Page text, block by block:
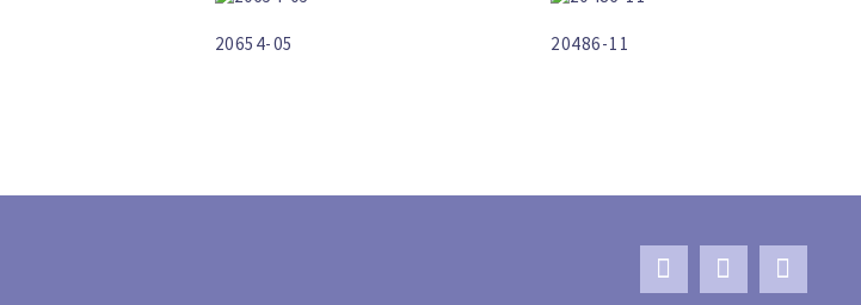
20654-05 20486-11